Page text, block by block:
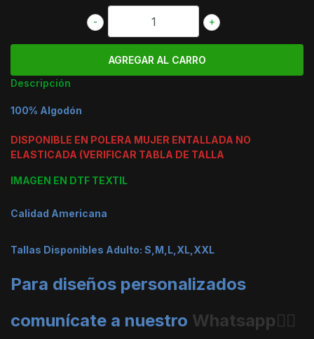
+
-
Descripción
100% Algodón
DISPONIBLE EN POLERA MUJER ENTALLADA NO
ELASTICADA (VERIFICAR TABLA DE TALLA
IMAGEN EN DTF TEXTIL
Calidad Americana
Tallas Disponibles Adulto: S,M,L,XL,XXL
Para diseños personalizados
comunícate a nuestro Whatsapp👈🏼